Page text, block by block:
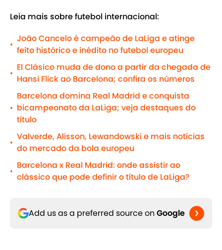
Leia mais sobre futebol internacional:
•
João Cancelo é campeão de LaLiga e atinge
feito histórico e inédito no futebol europeu
•
El Clásico muda de dono a partir da chegada de
Hansi Flick ao Barcelona; confira os números
•
Barcelona domina Real Madrid e conquista
bicampeonato da LaLiga; veja destaques do
título
•
Valverde, Alisson, Lewandowski e mais notícias
do mercado da bola europeu
•
Barcelona x Real Madrid: onde assistir ao
clássico que pode definir o título de LaLiga?
Add us as a preferred source on Google